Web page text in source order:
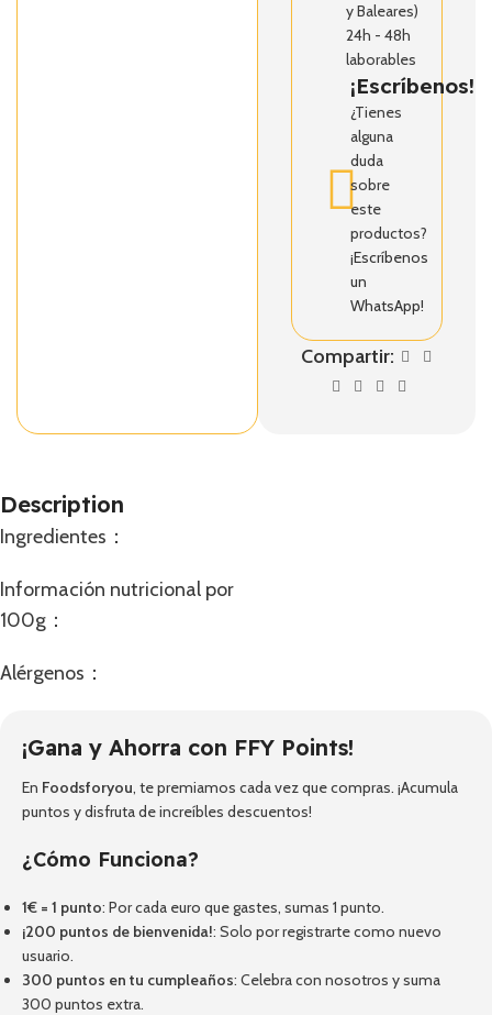
y Baleares)
24h - 48h
laborables
¡Escríbenos!
¿Tienes
alguna
duda
sobre
este
productos?
¡Escríbenos
un
WhatsApp!
Compartir:
Description
Ingredientes：
Información nutricional por
100g：
Alérgenos：
¡Gana y Ahorra con FFY Points!
En Foodsforyou, te premiamos cada vez que compras. ¡Acumula
puntos y disfruta de increíbles descuentos!
¿Cómo Funciona?
1€ = 1 punto: Por cada euro que gastes, sumas 1 punto.
¡200 puntos de bienvenida!: Solo por registrarte como nuevo
usuario.
300 puntos en tu cumpleaños: Celebra con nosotros y suma
300 puntos extra.